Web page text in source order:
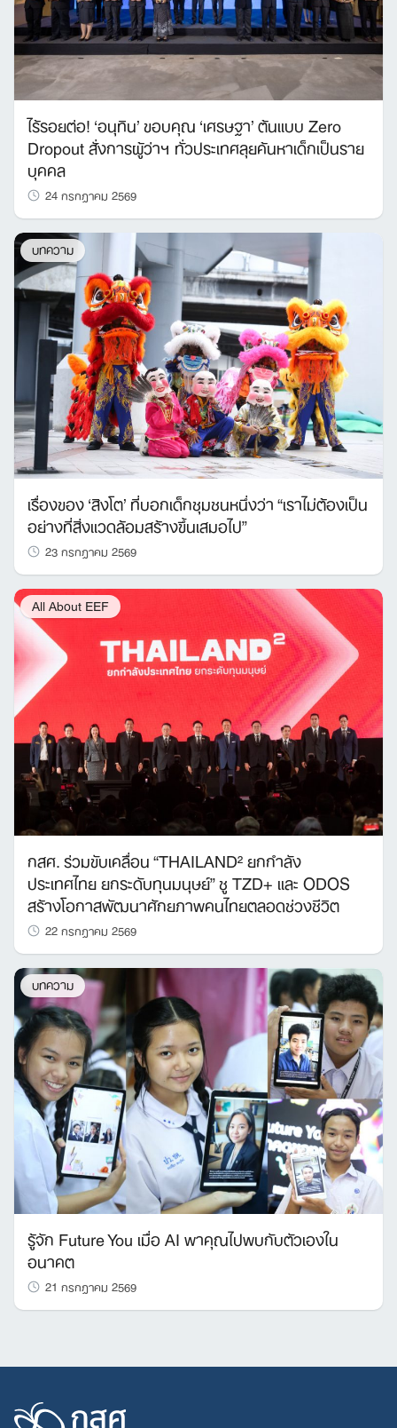
ไร้รอยต่อ! ‘อนุทิน’ ขอบคุณ ‘เศรษฐา’ ต้นแบบ Zero
Dropout สั่งการผู้ว่าฯ ทั่วประเทศลุยค้นหาเด็กเป็นราย
บุคคล
24 กรกฎาคม 2569
บทความ
เรื่องของ ‘สิงโต’ ที่บอกเด็กชุมชนหนึ่งว่า “เราไม่ต้องเป็น
อย่างที่สิ่งแวดล้อมสร้างขึ้นเสมอไป”
23 กรกฎาคม 2569
All About EEF
กสศ. ร่วมขับเคลื่อน “THAILAND² ยกกำลัง
ประเทศไทย ยกระดับทุนมนุษย์” ชู TZD+ และ ODOS
สร้างโอกาสพัฒนาศักยภาพคนไทยตลอดช่วงชีวิต
22 กรกฎาคม 2569
บทความ
รู้จัก Future You เมื่อ AI พาคุณไปพบกับตัวเองใน
อนาคต
21 กรกฎาคม 2569